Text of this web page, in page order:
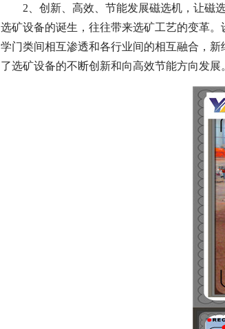
稀土
2、创新、高效、节能发展磁选机，让磁
选矿设备的诞生，往往带来选矿工艺的变革
学门类间相互渗透和各行业间的相互融合，
了选矿设备的不断创新和向高效节能方向发展